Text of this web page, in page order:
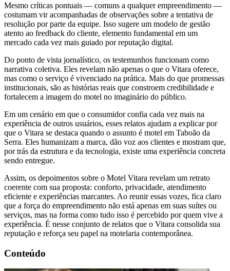
Mesmo críticas pontuais — comuns a qualquer empreendimento —
costumam vir acompanhadas de observações sobre a tentativa de
resolução por parte da equipe. Isso sugere um modelo de gestão
atento ao feedback do cliente, elemento fundamental em um
mercado cada vez mais guiado por reputação digital.
Do ponto de vista jornalístico, os testemunhos funcionam como
narrativa coletiva. Eles revelam não apenas o que o Vitara oferece,
mas como o serviço é vivenciado na prática. Mais do que promessas
institucionais, são as histórias reais que constroem credibilidade e
fortalecem a imagem do motel no imaginário do público.
Em um cenário em que o consumidor confia cada vez mais na
experiência de outros usuários, esses relatos ajudam a explicar por
que o Vitara se destaca quando o assunto é motel em Taboão da
Serra. Eles humanizam a marca, dão voz aos clientes e mostram que,
por trás da estrutura e da tecnologia, existe uma experiência concreta
sendo entregue.
Assim, os depoimentos sobre o Motel Vitara revelam um retrato
coerente com sua proposta: conforto, privacidade, atendimento
eficiente e experiências marcantes. Ao reunir essas vozes, fica claro
que a força do empreendimento não está apenas em suas suítes ou
serviços, mas na forma como tudo isso é percebido por quem vive a
experiência. É nesse conjunto de relatos que o Vitara consolida sua
reputação e reforça seu papel na motelaria contemporânea.
Conteúdo